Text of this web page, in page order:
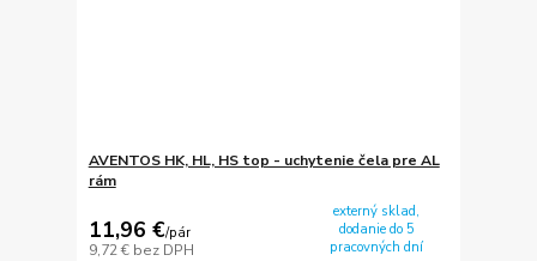
AVENTOS HK, HL, HS top - uchytenie čela pre AL
rám
11,96 €/pár
9,72 € bez DPH
externý sklad,
dodanie do 5
pracovných dní